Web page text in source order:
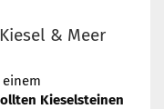
& Meer
einem
Kieselsteinen